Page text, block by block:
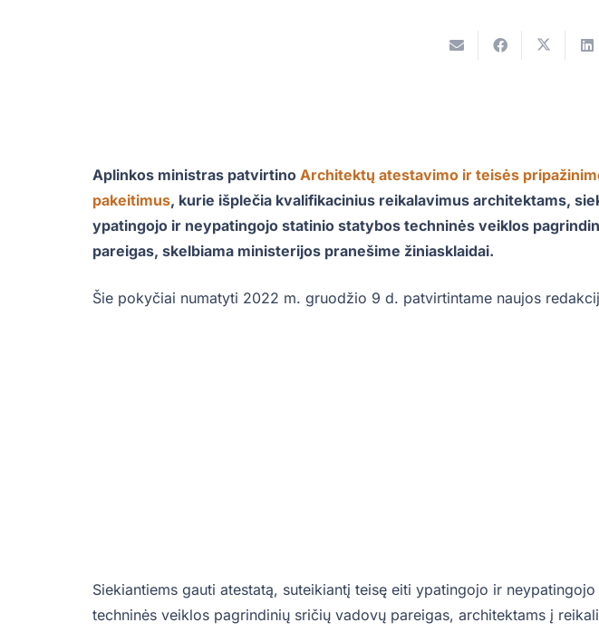
Aplinkos ministras patvirtino Architektų atestavimo ir teisės
pakeitimus, kurie išplečia kvalifikacinius reikalavimus architektams,
ypatingojo ir neypatingojo statinio statybos techninės veiklos
pareigas, skelbiama ministerijos pranešime žiniasklaidai.
Šie pokyčiai numatyti 2022 m. gruodžio 9 d. patvirtintame naujos
Siekiantiems gauti atestatą, suteikiantį teisę eiti ypatingojo ir
techninės veiklos pagrindinių sričių vadovų pareigas, architektams į